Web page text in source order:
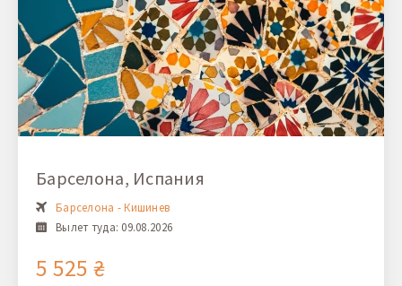
Барселона, Испания
Барселона - Кишинев
Вылет туда: 09.08.2026
5 525 ₴